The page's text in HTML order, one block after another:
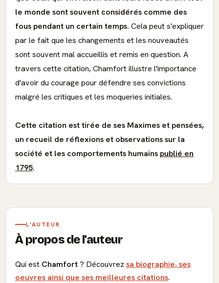
le monde sont souvent considérés comme des
fous pendant un certain temps. Cela peut s'expliquer
par le fait que les changements et les nouveautés
sont souvent mal accueillis et remis en question. A
travers cette citation, Chamfort illustre l'importance
d'avoir du courage pour défendre ses convictions
malgré les critiques et les moqueries initiales.
Cette citation est tirée de ses Maximes et pensées,
un recueil de réflexions et observations sur la
société et les comportements humains publié en
1795.
L'AUTEUR
À propos de l'auteur
Qui est Chamfort? Découvrez sa biographie, ses
oeuvres ainsi que ses meilleures citations.